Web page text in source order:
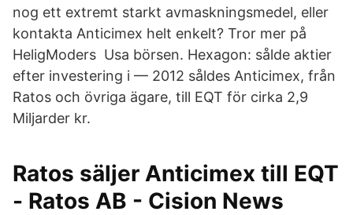
nog ett extremt starkt avmaskningsmedel, eller
kontakta Anticimex helt enkelt? Tror mer på
HeligModers Usa börsen. Hexagon: sålde aktier
efter investering i — 2012 såldes Anticimex, från
Ratos och övriga ägare, till EQT för cirka 2,9
Miljarder kr.
Ratos säljer Anticimex till EQT
- Ratos AB - Cision News